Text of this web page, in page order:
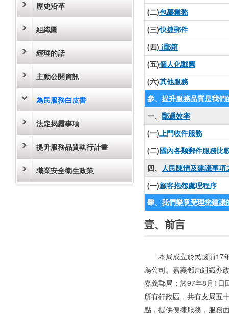
歷史沿革
組織圖
經理的話
主動公開資訊
為民服務白皮書
法定揭露事項
提升服務品質執行計畫
職業安全衛生政策
(二)包裹業務
(三)快捷郵件
(四) i郵箱
(五)個人化郵票
(六)其他服務
參、 提升服務品質是我們
一、 郵遞效率
(一)上門收件服務
(二)國內各類郵件服務比
四、 人民陳情及建議事項
(一)顧客抱怨處理程序
肆、 我們樂意受理您建議
壹、前言
本局成立於民國前17
為公司。嘉義郵局組織亦
嘉義郵局；於97年8月1日
所有行政區，共有支局五
點，提供便捷服務，服務